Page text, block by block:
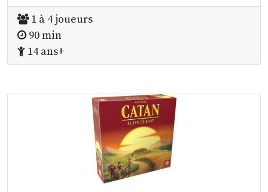
1 à 4 joueurs
90 min
14 ans+